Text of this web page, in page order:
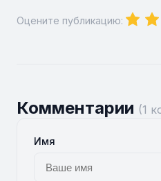
Оцените публикацию:
Комментарии (1
Имя